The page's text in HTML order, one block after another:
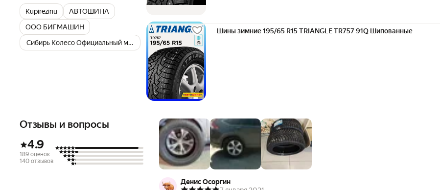
Kupirezinu
АВТОШИНА
ООО БИГМАШИН
Сибирь Колесо Официальный магазин
Шины зимние 195/65 R15 TRIANGLE TR757 91Q Шипованные
Отзывы и вопросы
4.9
189 оценок
140 отзывов
Денис Осоргин